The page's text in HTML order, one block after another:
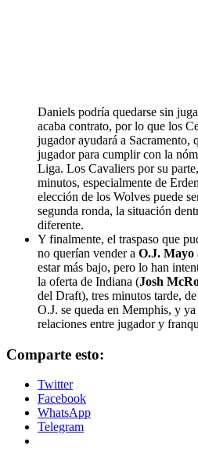
Daniels podría quedarse sin
acaba contrato, por lo que los
jugador ayudará a Sacramento,
jugador para cumplir con la
Liga. Los Cavaliers por su
minutos, especialmente de
elección de los Wolves puede
segunda ronda, la situación
diferente.
Y finalmente, el traspaso que
no querían vender a O.J. Mayo
estar más bajo, pero lo han
la oferta de Indiana (Josh
del Draft), tres minutos tarde,
O.J. se queda en Memphis, y
relaciones entre jugador y
Comparte esto:
Twitter
Facebook
WhatsApp
Telegram